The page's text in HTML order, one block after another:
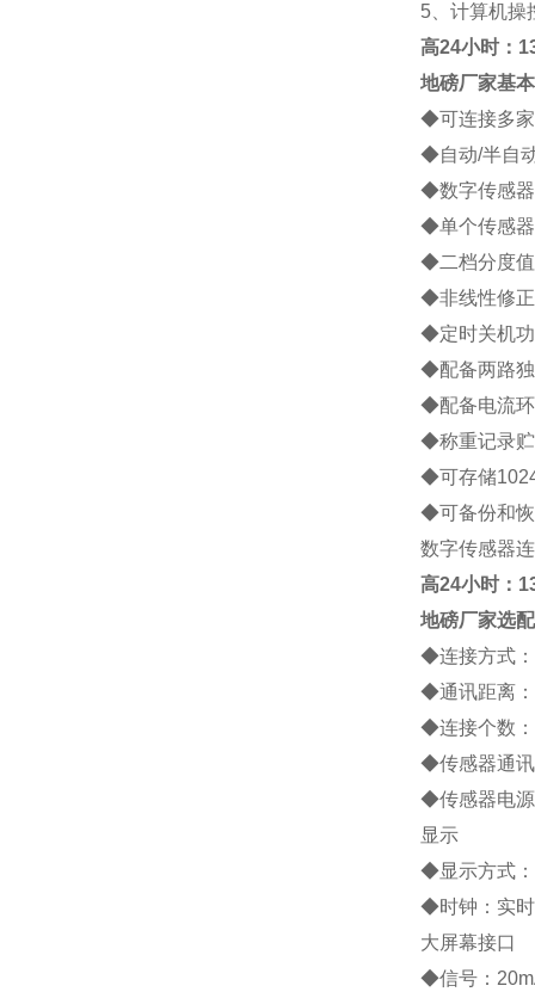
5、计算机操
高24小时：
地磅厂家基
◆可连接多
◆自动/半自
◆数字传感
◆单个传感
◆二档分度
◆非线性修
◆定时关机
◆配备两路
◆配备电流
◆称重记录
◆可存储
◆可备份和
数字传感器
高24小时：
地磅厂家选
◆连接方式：
◆通讯距离
◆连接个数：
◆传感器通
◆传感器电
显示
◆显示方式：
◆时钟：实
大屏幕接口
◆信号：